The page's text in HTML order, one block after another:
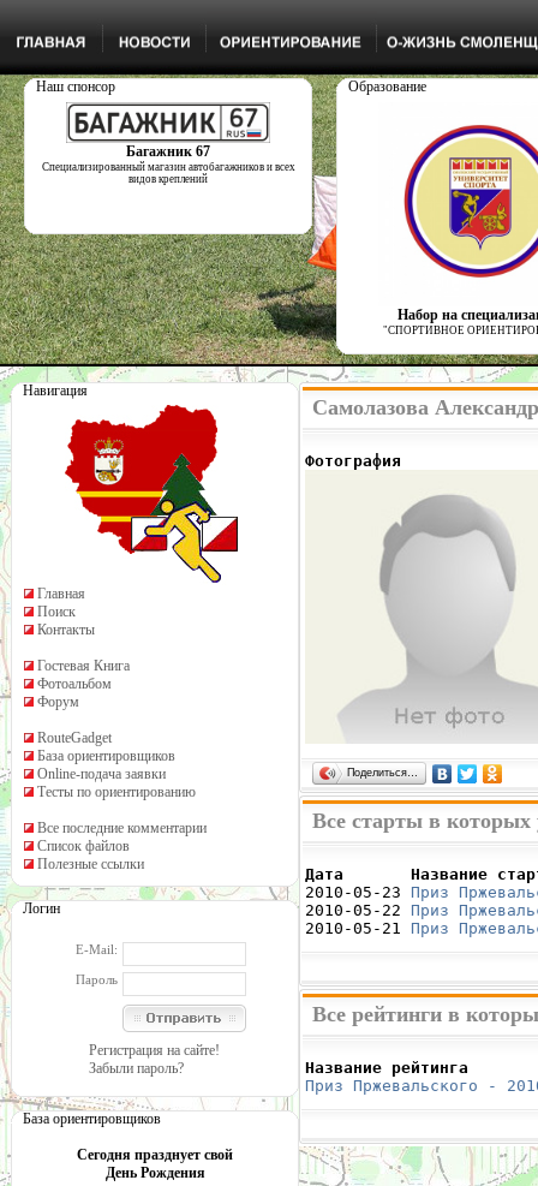
Наш спонсор
Багажник 67
Специализированный магазин автобагажников и всех
видов креплений
Образование
Набор на
"СПОРТИВНОЕ
Навигация
Главная
Поиск
Контакты
Гостевая Книга
Фотоальбом
Форум
RouteGadget
База ориентировщиков
Online-подача заявки
Тесты по ориентированию
Все последние комментарии
Список файлов
Полезные ссылки
Логин
E-Mail:
Пароль
Регистрация на сайте!
Забыли пароль?
База ориентировщиков
Сегодня празднует свой
День Рождения
Самолазова
Фотография
Поделиться…
Все старты в которых
Дата       Название
2010-05-23 Приз
2010-05-22 Приз
2010-05-21 Приз
Все рейтинги в
Название рейтинга
Приз Пржевальского -